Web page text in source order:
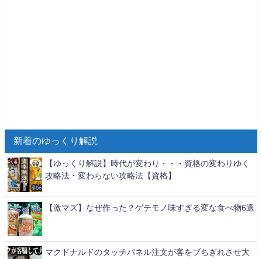
新着のゆっくり解説
【ゆっくり解説】時代が変わり・・・資格の変わりゆく
攻略法・変わらない攻略法【資格】
【激マズ】なぜ作った？ゲテモノ味すぎる変な食べ物6選
マクドナルドのタッチパネル注文が客をブちぎれさせ大